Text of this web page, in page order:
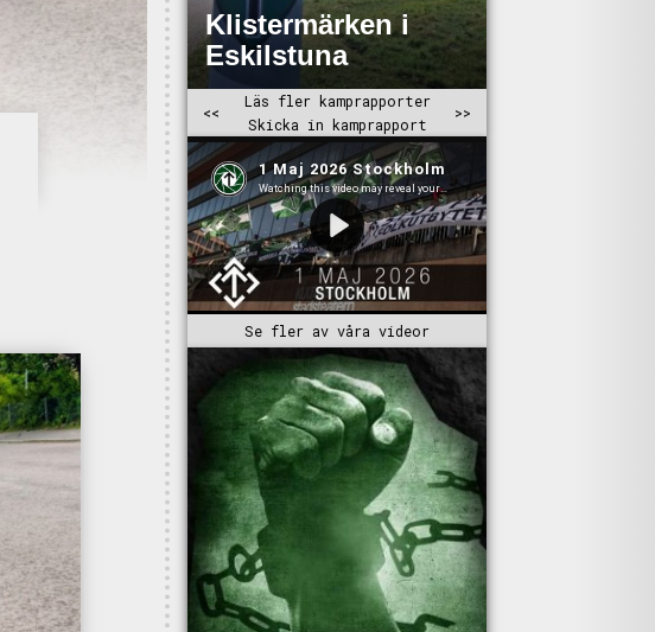
Se fler av våra videor